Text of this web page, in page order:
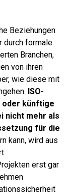
Beziehungen
durch formale
Branchen,
von ihren
wie diese mit
ISO-
oder künftige
nicht mehr als
für die
kann, wird aus
erst gar